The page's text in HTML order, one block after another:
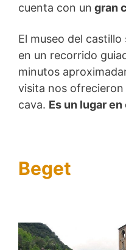
cuenta con un gran
El museo del
en un recorrido
minutos
visita nos
cava. Es un lugar
Beget